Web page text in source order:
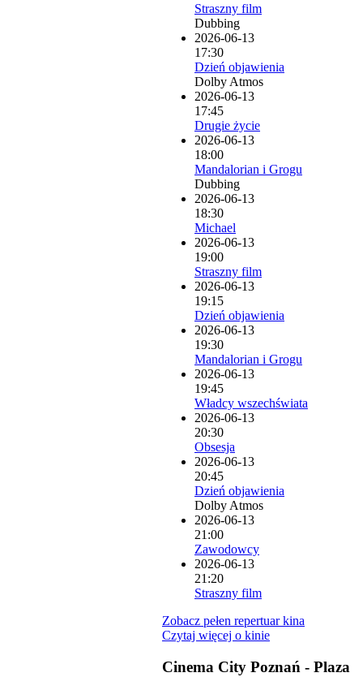
Straszny film
Dubbing
2026-06-13
17:30
Dzień objawienia
Dolby Atmos
2026-06-13
17:45
Drugie życie
2026-06-13
18:00
Mandalorian i Grogu
Dubbing
2026-06-13
18:30
Michael
2026-06-13
19:00
Straszny film
2026-06-13
19:15
Dzień objawienia
2026-06-13
19:30
Mandalorian i Grogu
2026-06-13
19:45
Władcy wszechświata
2026-06-13
20:30
Obsesja
2026-06-13
20:45
Dzień objawienia
Dolby Atmos
2026-06-13
21:00
Zawodowcy
2026-06-13
21:20
Straszny film
Zobacz pełen repertuar kina
Czytaj więcej o kinie
Cinema City Poznań - Plaza